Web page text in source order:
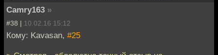
Camry163 »
#38 | 10.02.16 15:12
Кому: Kavasan, #25